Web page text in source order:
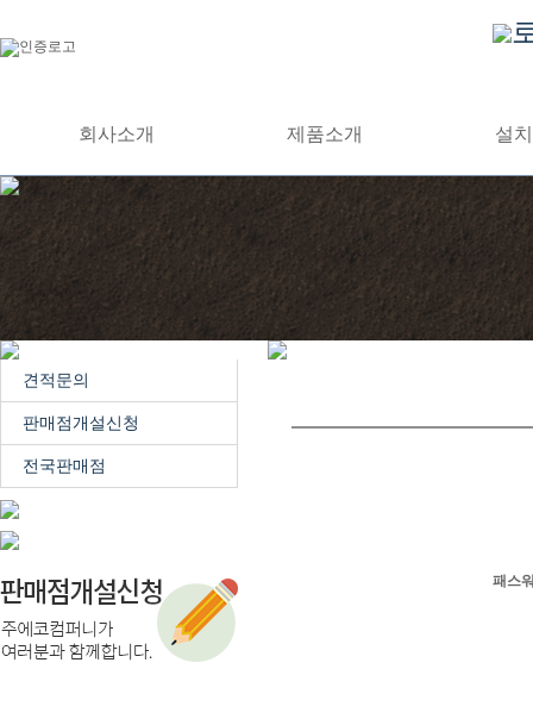
회사소개 제품소개 설
견적문의
판매점개설신청
전국판매점
패스